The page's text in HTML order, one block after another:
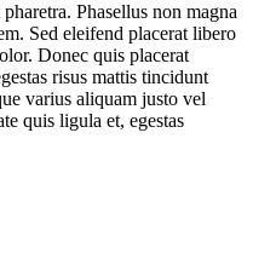
Phasellus non magna
Sed eleifend placerat libero
Donec quis placerat
risus mattis tincidunt
varius aliquam justo vel
quis ligula et, egestas